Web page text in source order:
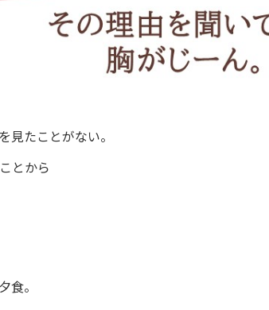
見たことがない。
とから
食。